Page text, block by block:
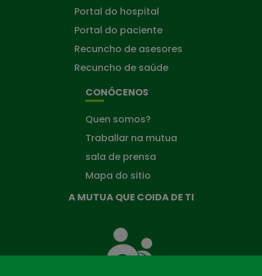
Portal do hospital
Portal do paciente
Recuncho de asesores
Recuncho de saúde
CONÓCENOS
Quen somos?
Traballar na mutua
sala de prensa
Mapa do sitio
A MUTUA QUE COIDA DE TI
Mutua
que